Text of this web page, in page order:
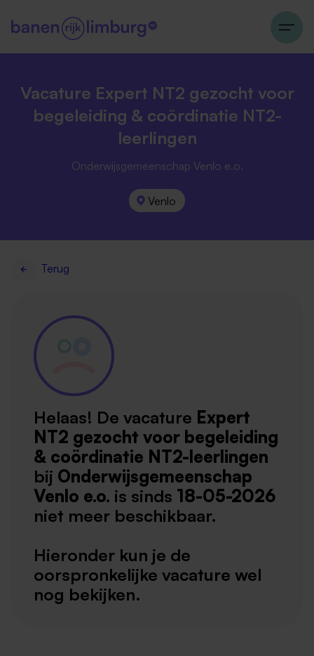
Vacature Expert NT2 gezocht voor
begeleiding & coördinatie NT2-
leerlingen
Onderwijsgemeenschap Venlo e.o.
Venlo
Terug
Helaas! De vacature Expert
NT2 gezocht voor begeleiding
& coördinatie NT2-leerlingen
bij Onderwijsgemeenschap
Venlo e.o. is sinds 18-05-2026
niet meer beschikbaar.
Hieronder kun je de
oorspronkelijke vacature wel
nog bekijken.